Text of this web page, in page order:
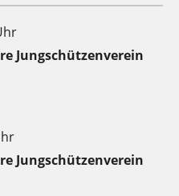
Jungschützenverein
Jungschützenverein